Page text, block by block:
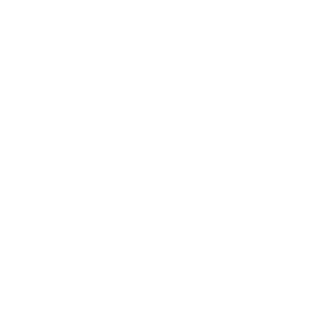
преданные проводят харинаму в Риме (август 2013)